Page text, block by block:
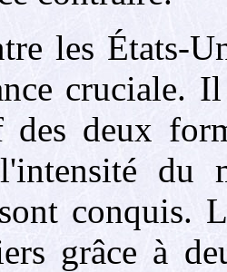
les États-
cruciale.
deux
du
conquis.
grâce à